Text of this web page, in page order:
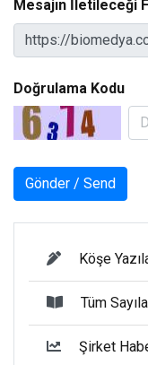
Mesajın İletileceği
Doğrulama Kodu
Köşe
Tüm
Şirket